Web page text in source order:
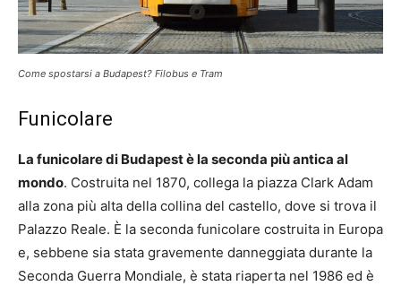
Come spostarsi a Budapest? Filobus e Tram
Funicolare
La funicolare di Budapest è la seconda più antica al
mondo. Costruita nel 1870, collega la piazza Clark Adam
alla zona più alta della collina del castello, dove si trova il
Palazzo Reale. È la seconda funicolare costruita in Europa
e, sebbene sia stata gravemente danneggiata durante la
Seconda Guerra Mondiale, è stata riaperta nel 1986 ed è